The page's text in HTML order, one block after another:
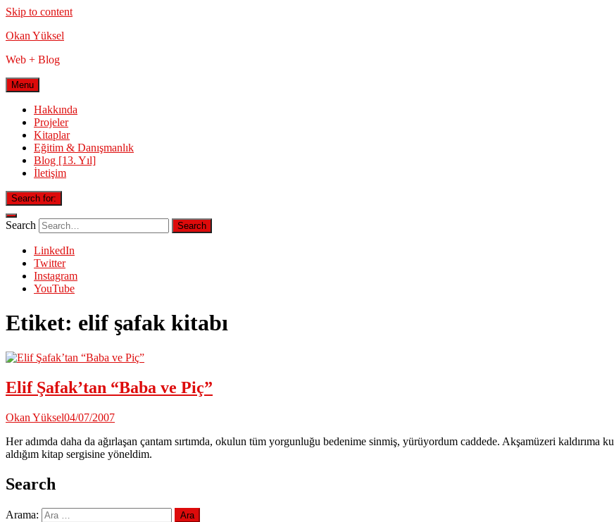
Skip to content
Okan Yüksel
Web + Blog
Menu
Hakkında
Projeler
Kitaplar
Eğitim & Danışmanlık
Blog [13. Yıl]
İletişim
Search for:
Search
LinkedIn
Twitter
Instagram
YouTube
Etiket: elif şafak kitabı
Elif Şafak’tan “Baba ve Piç”
Okan Yüksel04/07/2007
Her adımda daha da ağırlaşan çantam sırtımda, okulun tüm yorgunluğu bedenime sinmiş, yürüyordum caddede. Akşamüzeri
aldığım kitap sergisine yöneldim.
Search
Arama: